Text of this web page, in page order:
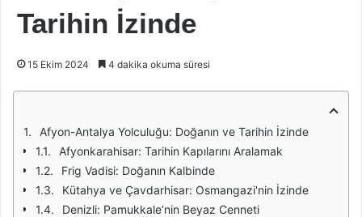
Tarihin İzinde
15 Ekim 2024 4 dakika okuma süresi
Afyon-Antalya Yolculuğu: Doğanın ve Tarihin İzinde
Afyonkarahisar: Tarihin Kapılarını Aralamak
Frig Vadisi: Doğanın Kalbinde
Kütahya ve Çavdarhisar: Osmangazi'nin İzinde
Denizli: Pamukkale’nin Beyaz Cenneti